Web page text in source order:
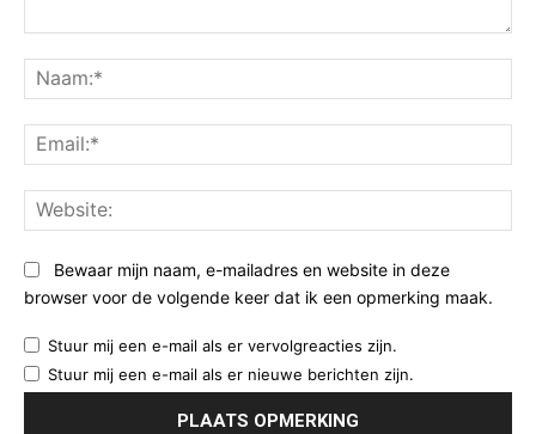
Bewaar mijn naam, e-mailadres en website in deze
browser voor de volgende keer dat ik een opmerking maak.
Stuur mij een e-mail als er vervolgreacties zijn.
Stuur mij een e-mail als er nieuwe berichten zijn.